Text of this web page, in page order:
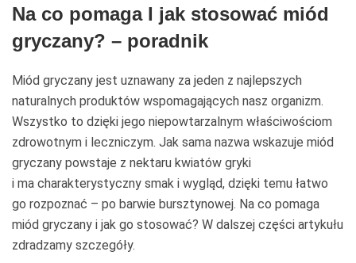
Na co pomaga I jak stosować miód
gryczany? – poradnik
Miód gryczany jest uznawany za jeden z najlepszych
naturalnych produktów wspomagających nasz organizm.
Wszystko to dzięki jego niepowtarzalnym właściwościom
zdrowotnym i leczniczym. Jak sama nazwa wskazuje miód
gryczany powstaje z nektaru kwiatów gryki
i ma charakterystyczny smak i wygląd, dzięki temu łatwo
go rozpoznać – po barwie bursztynowej. Na co pomaga
miód gryczany i jak go stosować? W dalszej części artykułu
zdradzamy szczegóły.